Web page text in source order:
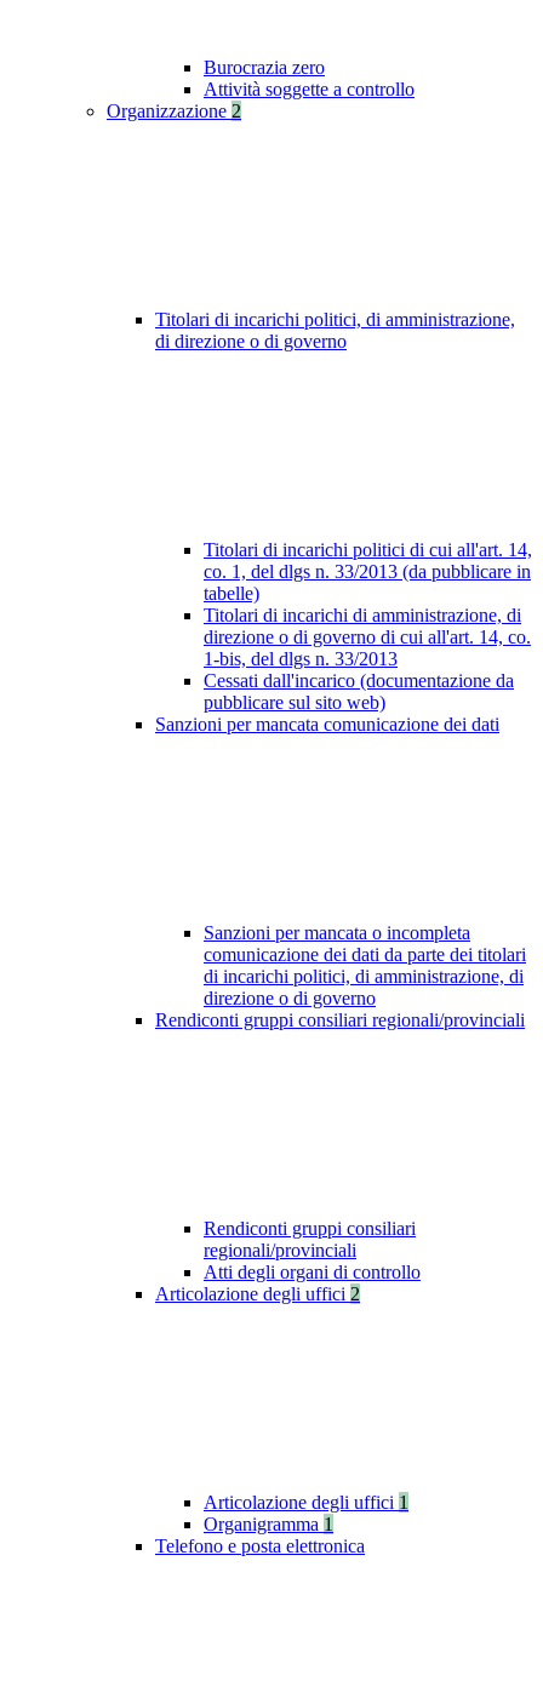
Burocrazia zero
Attività soggette a controllo
Organizzazione 2
Titolari di incarichi politici, di amministrazione,
di direzione o di governo
Titolari di incarichi politici di cui all'art. 14,
co. 1, del dlgs n. 33/2013 (da pubblicare in
tabelle)
Titolari di incarichi di amministrazione, di
direzione o di governo di cui all'art. 14, co.
1-bis, del dlgs n. 33/2013
Cessati dall'incarico (documentazione da
pubblicare sul sito web)
Sanzioni per mancata comunicazione dei dati
Sanzioni per mancata o incompleta
comunicazione dei dati da parte dei titolari
di incarichi politici, di amministrazione, di
direzione o di governo
Rendiconti gruppi consiliari regionali/provinciali
Rendiconti gruppi consiliari
regionali/provinciali
Atti degli organi di controllo
Articolazione degli uffici 2
Articolazione degli uffici 1
Organigramma 1
Telefono e posta elettronica